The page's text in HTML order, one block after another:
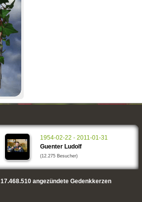
1954-02-22 - 2011-01-31
Guenter Ludolf
(12.275 Besucher)
17.468.510angezündete Gedenkkerzen